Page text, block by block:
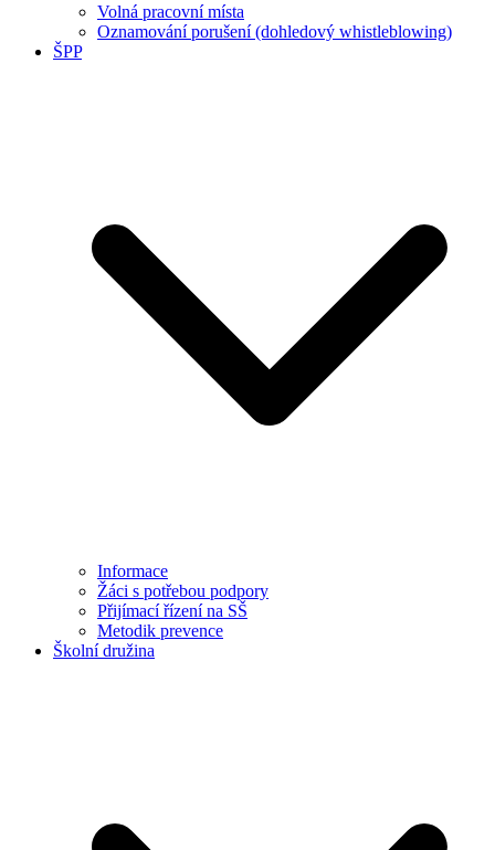
Volná pracovní místa
Oznamování porušení (dohledový whistleblowing)
ŠPP
Informace
Žáci s potřebou podpory
Přijímací řízení na SŠ
Metodik prevence
Školní družina